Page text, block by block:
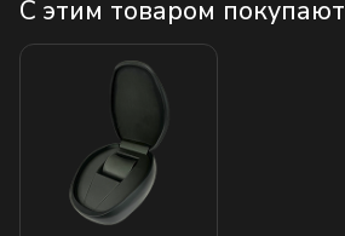
С этим товаром покупают